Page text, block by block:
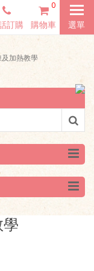
選單
訂購
0
購物車
加熱教學
學